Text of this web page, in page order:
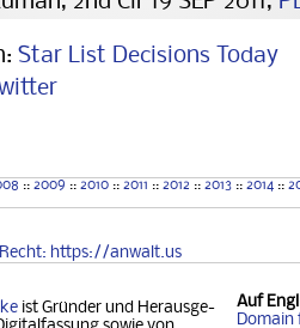
Star List Decisions Today
:: 2009 :: 2010 :: 2011 :: 2012 :: 2013 :: 2014 ::
Recht: https://anwalt.us
Auf
Domain
ist Gründer und Her­aus­ge­